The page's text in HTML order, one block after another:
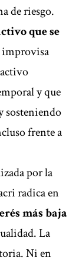
de riesgo.
que se
improvisa
y que
sosteniendo
frente a
por la
radica en
más baja
La
Ni en